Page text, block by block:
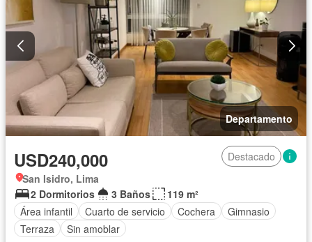
Departamento
USD240,000
Destacado
San Isidro, Lima
2 Dormitorios
3 Baños
119 m²
Área infantil
Cuarto de servicio Cochera
Gimnasio
Terraza
Sin amoblar